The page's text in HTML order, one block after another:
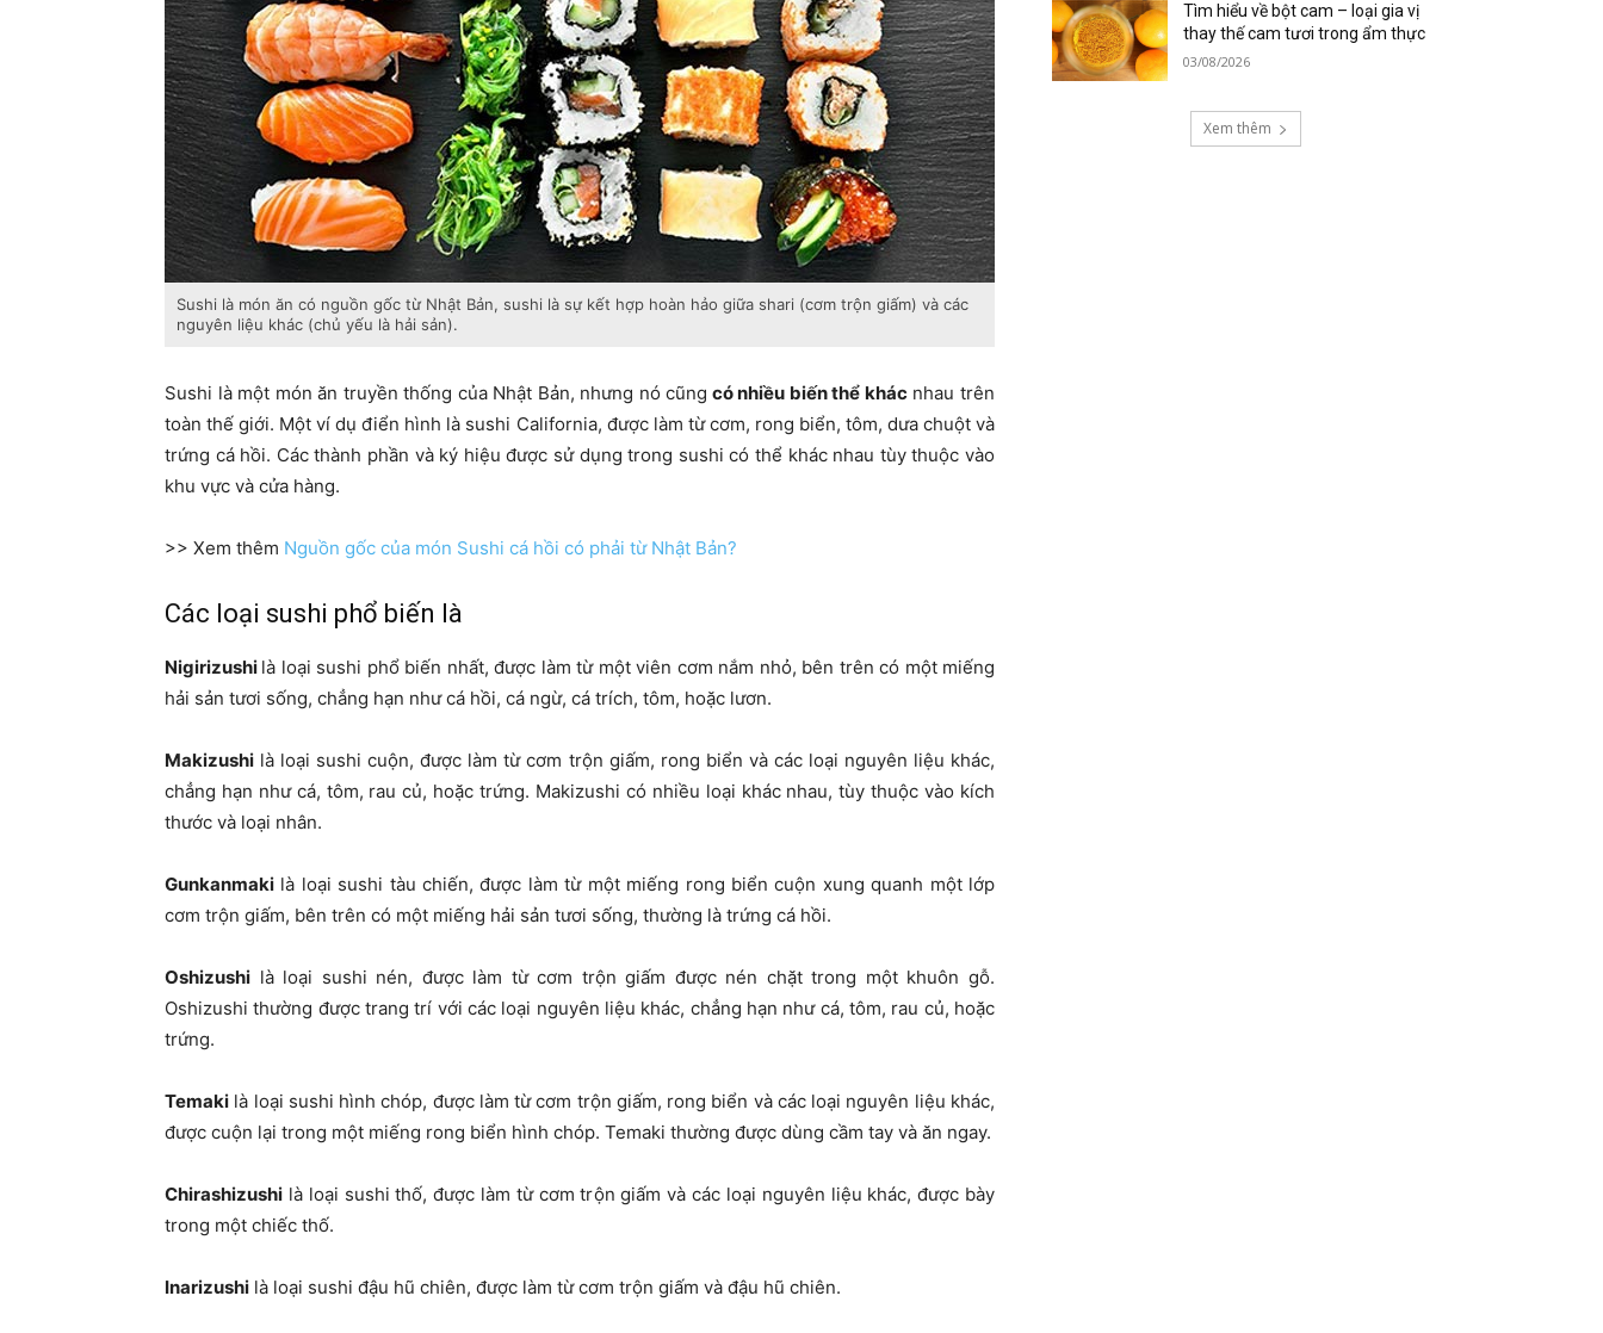
Sushi là món ăn có nguồn gốc từ Nhật Bản, sushi là sự kết hợp hoàn hảo giữa shari (cơm trộn giấm) và các
nguyên liệu khác (chủ yếu là hải sản).
Sushi là một món ăn truyền thống của Nhật Bản, nhưng nó cũng có nhiều biến thể khácnhau trên
toàn thế giới. Một ví dụ điển hình là sushi California, được làm từ cơm, rong biển, tôm, dưa chuột và
trứng cá hồi. Các thành phần và ký hiệu được sử dụng trong sushi có thể khác nhau tùy thuộc vào
khu vực và cửa hàng.
>> Xem thêm Nguồn gốc của món Sushi cá hồi có phải từ Nhật Bản?
Các loại sushi phổ biến là
Nigirizushi là loại sushi phổ biến nhất, được làm từ một viên cơm nắm nhỏ, bên trên có một miếng
hải sản tươi sống, chẳng hạn như cá hồi, cá ngừ, cá trích, tôm, hoặc lươn.
Makizushi là loại sushi cuộn, được làm từ cơm trộn giấm, rong biển và các loại nguyên liệu khác,
chẳng hạn như cá, tôm, rau củ, hoặc trứng. Makizushi có nhiều loại khác nhau, tùy thuộc vào kích
thước và loại nhân.
Gunkanmaki là loại sushi tàu chiến, được làm từ một miếng rong biển cuộn xung quanh một lớp
cơm trộn giấm, bên trên có một miếng hải sản tươi sống, thường là trứng cá hồi.
Oshizushi là loại sushi nén, được làm từ cơm trộn giấm được nén chặt trong một khuôn gỗ.
Oshizushi thường được trang trí với các loại nguyên liệu khác, chẳng hạn như cá, tôm, rau củ, hoặc
trứng.
Temaki là loại sushi hình chóp, được làm từ cơm trộn giấm, rong biển và các loại nguyên liệu khác,
được cuộn lại trong một miếng rong biển hình chóp. Temaki thường được dùng cầm tay và ăn ngay.
Chirashizushi là loại sushi thố, được làm từ cơm trộn giấm và các loại nguyên liệu khác, được bày
trong một chiếc thố.
Inarizushi là loại sushi đậu hũ chiên, được làm từ cơm trộn giấm và đậu hũ chiên.
Tìm hiểu về bột cam – loại gia vị
thay thế cam tươi trong ẩm thực
03/08/2026
Xem thêm